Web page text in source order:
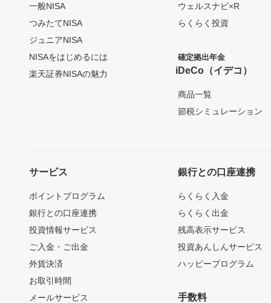
一般NISA
つみたてNISA
ジュニアNISA
NISAをはじめるには
楽天証券NISAの魅力
ウェルスナビ×R
らくらく投資
確定拠出年金
iDeCo（イデコ）
商品一覧
節税シミュレーション
サービス
ポイントプログラム
銀行との口座連携
投資情報サービス
ご入金・ご出金
外貨決済
お取引時間
メールサービス
銀行との口座連携
らくらく入金
らくらく出金
残高表示サービス
投資あんしんサービス
ハッピープログラム
手数料